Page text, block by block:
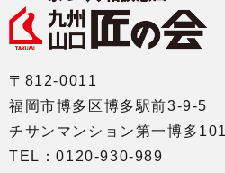
〒812-0011
福岡市博多区博多駅前3-9-5
チサンマンション第一博多
TEL：0120-930-989